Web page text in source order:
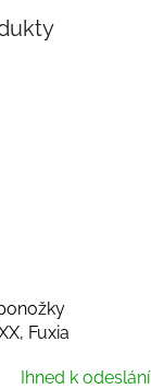
Fuxia
Ihned k odeslání